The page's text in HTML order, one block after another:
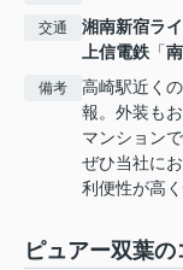
交通 湘南新宿ラ
上信電鉄 「
備考
高崎駅近く
報。外装も
マンション
ぜひ当社に
利便性が高
ピュアー双葉